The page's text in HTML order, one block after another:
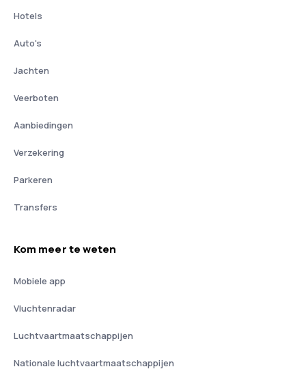
Hotels
Auto's
Jachten
Veerboten
Aanbiedingen
Verzekering
Parkeren
Transfers
Kom meer te weten
Mobiele app
Vluchtenradar
Luchtvaartmaatschappijen
Nationale luchtvaartmaatschappijen